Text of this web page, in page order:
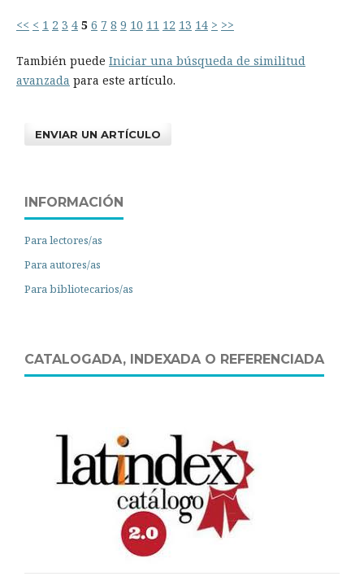
<< < 1 2 3 4 5 6 7 8 9 10 11 12 13 14 > >>
También puede Iniciar una búsqueda de similitud
avanzada para este artículo.
ENVIAR UN ARTÍCULO
INFORMACIÓN
Para lectores/as
Para autores/as
Para bibliotecarios/as
CATALOGADA, INDEXADA O REFERENCIADA